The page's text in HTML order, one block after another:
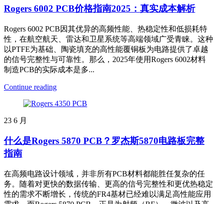
Rogers 6002 PCB价格指南2025：真实成本解析
Rogers 6002 PCB因其优异的高频性能、热稳定性和低损耗特
性，在航空航天、雷达和卫星系统等高端领域广受青睐。这种
以PTFE为基础、陶瓷填充的高性能覆铜板为电路提供了卓越
的信号完整性与可靠性。那么，2025年使用Rogers 6002材料
制造PCB的实际成本是多...
Continue reading
23 6 月
什么是Rogers 5870 PCB？罗杰斯5870电路板完整
指南
在高频电路设计领域，并非所有PCB材料都能胜任复杂的任
务。随着对更快的数据传输、更高的信号完整性和更优热稳定
性的需求不断增长，传统的FR4基材已经难以满足高性能应用